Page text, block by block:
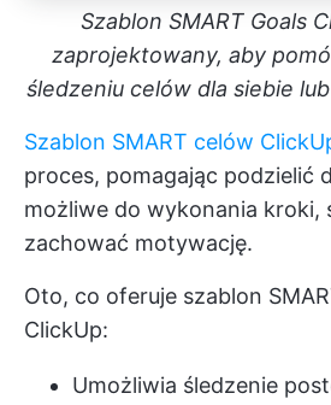
Szablon SMART Goals
zaprojektowany, aby
śledzeniu celów dla siebie
Szablon SMART celów
proces, pomagając podzielić
możliwe do wykonania kroki,
zachować motywację.
Oto, co oferuje szablon
ClickUp:
Umożliwia śledzenie